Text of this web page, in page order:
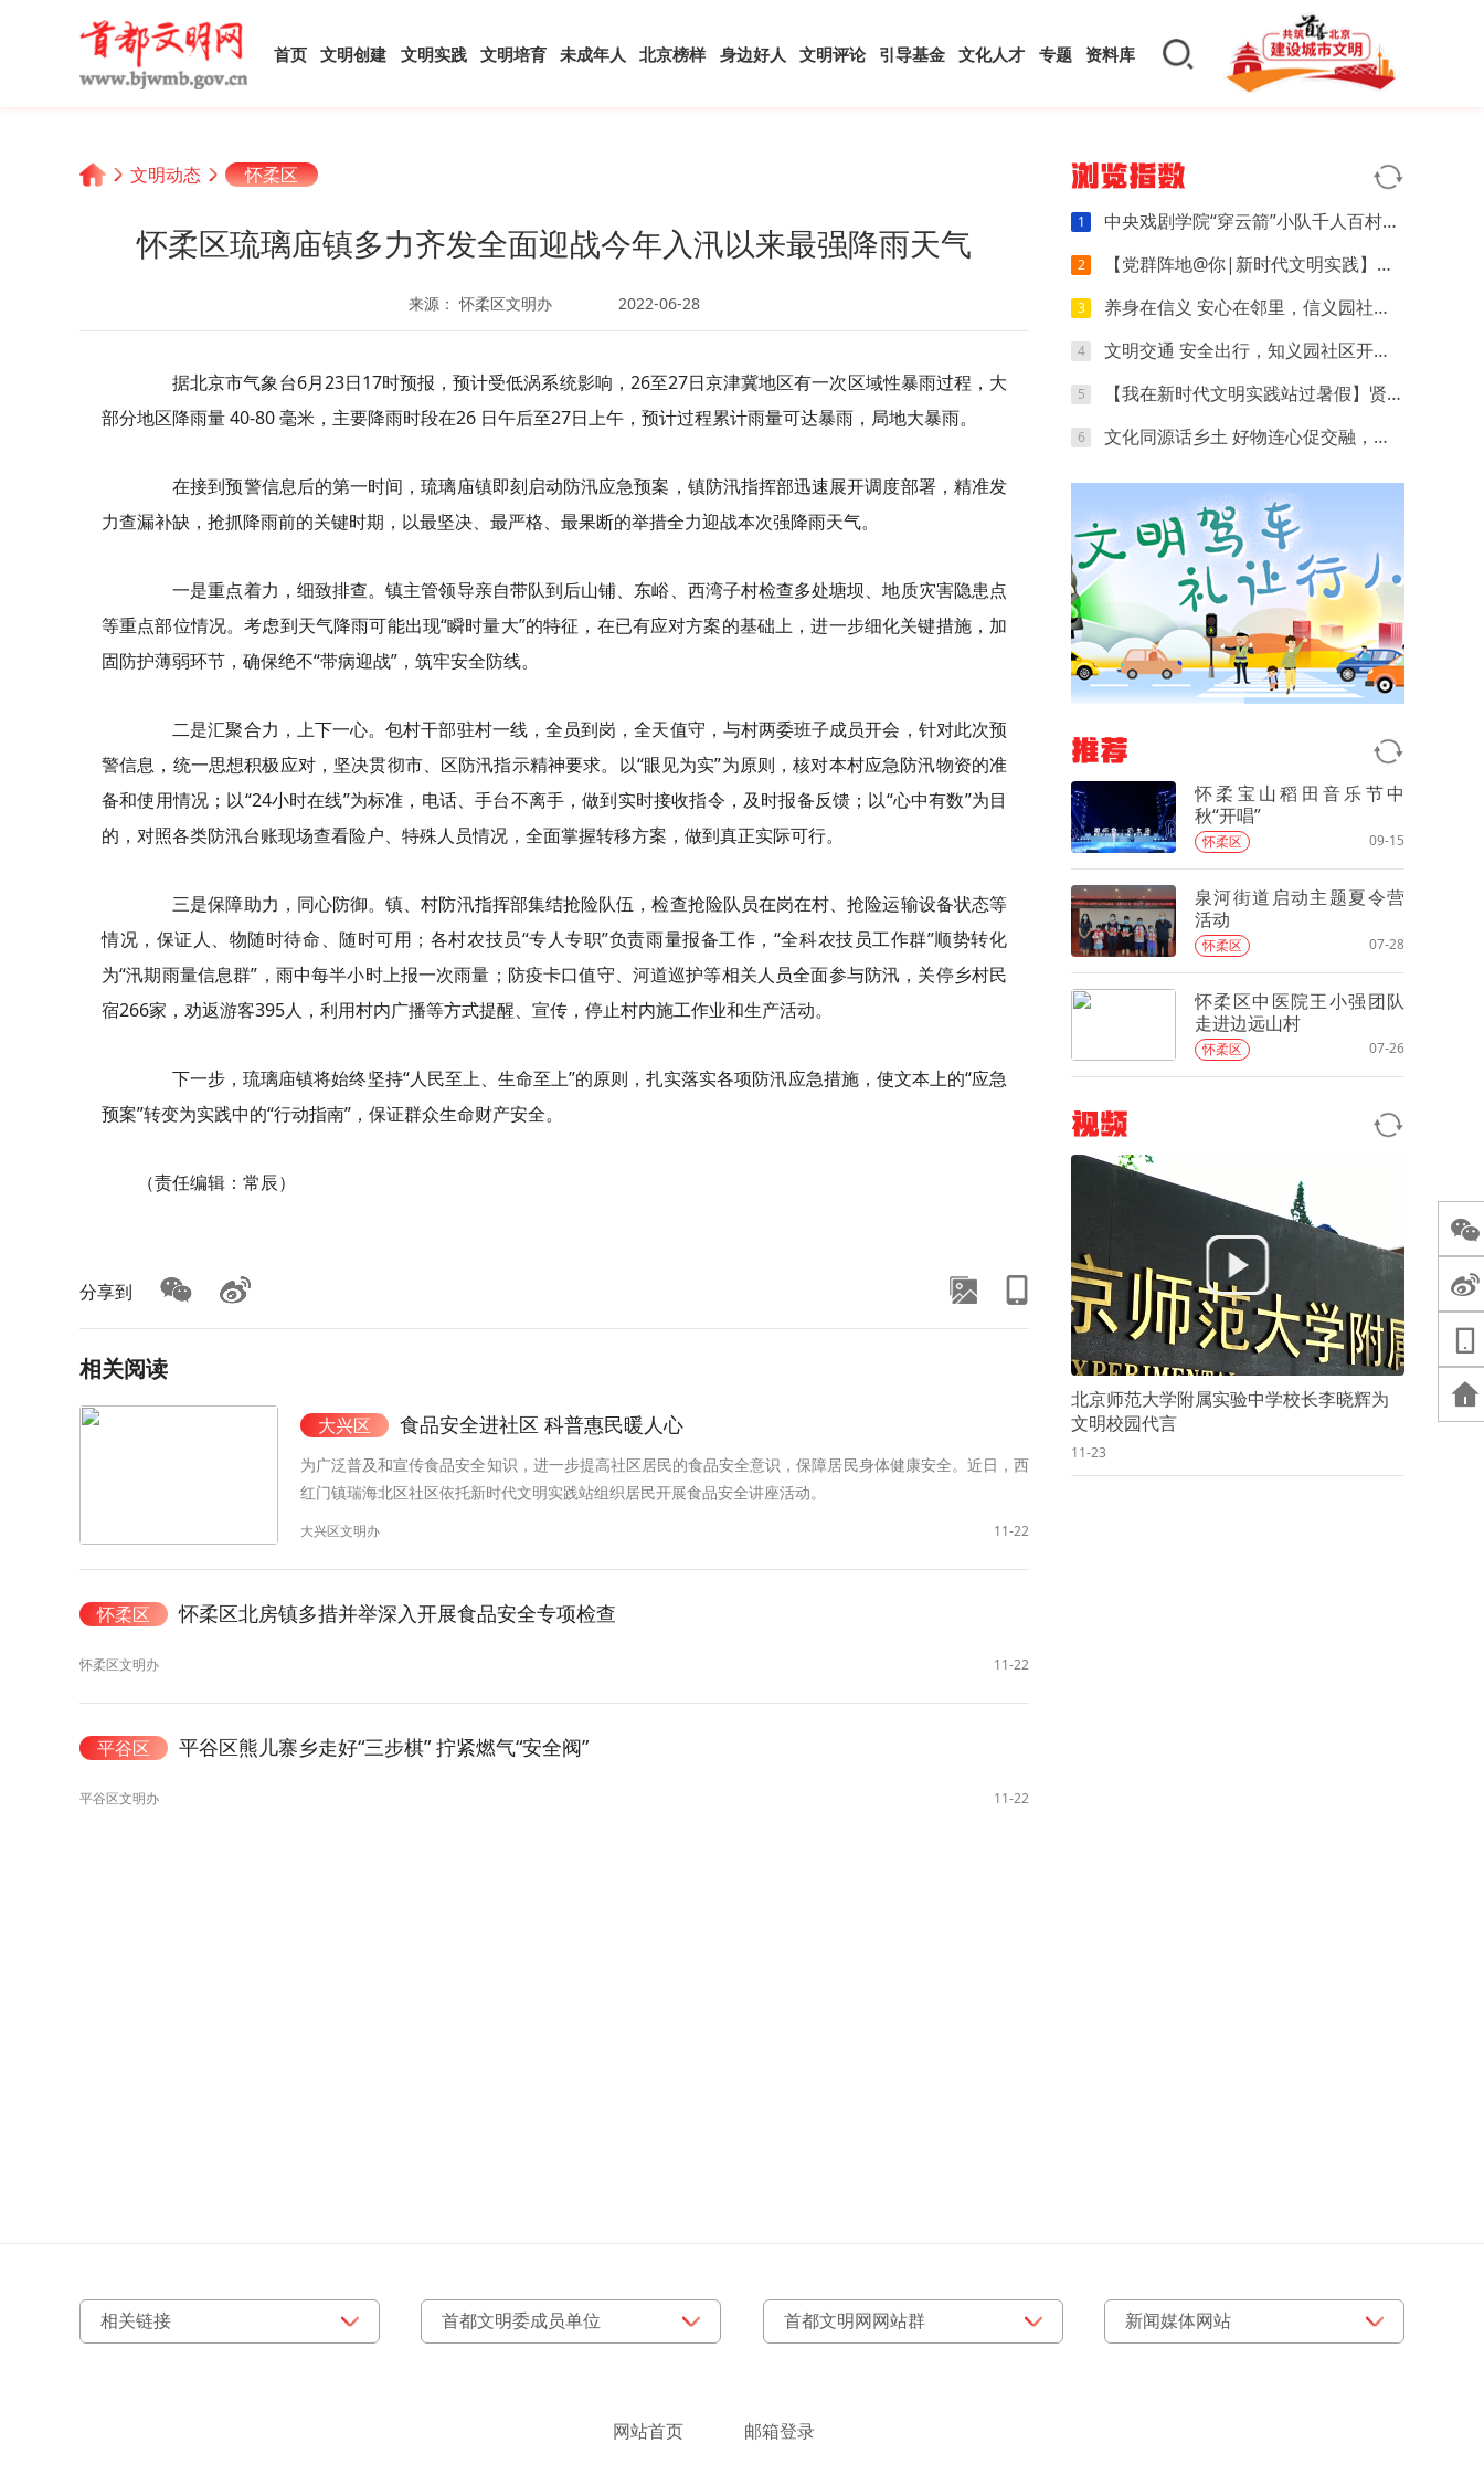
首页 文明创建 文明实践 文明培育 未成年人 北京榜样 身边好人 文明评论 引导基金 文化人才 专题 资料库
文明动态 怀柔区
怀柔区琉璃庙镇多力齐发全面迎战今年入汛以来最强降雨天气
来源： 怀柔区文明办 2022-06-28
据北京市气象台6月23日17时预报，预计受低涡系统影响，26至27日京津冀地区有一次区域性暴雨过程，大
部分地区降雨量 40-80 毫米，主要降雨时段在26 日午后至27日上午，预计过程累计雨量可达暴雨，局地大暴雨。
在接到预警信息后的第一时间，琉璃庙镇即刻启动防汛应急预案，镇防汛指挥部迅速展开调度部署，精准发
力查漏补缺，抢抓降雨前的关键时期，以最坚决、最严格、最果断的举措全力迎战本次强降雨天气。
一是重点着力，细致排查。镇主管领导亲自带队到后山铺、东峪、西湾子村检查多处塘坝、地质灾害隐患点
等重点部位情况。考虑到天气降雨可能出现“瞬时量大”的特征，在已有应对方案的基础上，进一步细化关键措施，加
固防护薄弱环节，确保绝不“带病迎战”，筑牢安全防线。
二是汇聚合力，上下一心。包村干部驻村一线，全员到岗，全天值守，与村两委班子成员开会，针对此次预
警信息，统一思想积极应对，坚决贯彻市、区防汛指示精神要求。以“眼见为实”为原则，核对本村应急防汛物资的准
备和使用情况；以“24小时在线”为标准，电话、手台不离手，做到实时接收指令，及时报备反馈；以“心中有数”为目
的，对照各类防汛台账现场查看险户、特殊人员情况，全面掌握转移方案，做到真正实际可行。
三是保障助力，同心防御。镇、村防汛指挥部集结抢险队伍，检查抢险队员在岗在村、抢险运输设备状态等
情况，保证人、物随时待命、随时可用；各村农技员“专人专职”负责雨量报备工作，“全科农技员工作群”顺势转化
为“汛期雨量信息群”，雨中每半小时上报一次雨量；防疫卡口值守、河道巡护等相关人员全面参与防汛，关停乡村民
宿266家，劝返游客395人，利用村内广播等方式提醒、宣传，停止村内施工作业和生产活动。
下一步，琉璃庙镇将始终坚持“人民至上、生命至上”的原则，扎实落实各项防汛应急措施，使文本上的“应急
预案”转变为实践中的“行动指南”，保证群众生命财产安全。
（责任编辑：常辰）
分享到
相关阅读
大兴区 食品安全进社区 科普惠民暖人心
为广泛普及和宣传食品安全知识，进一步提高社区居民的食品安全意识，保障居民身体健康安全。近日，西
红门镇瑞海北区社区依托新时代文明实践站组织居民开展食品安全讲座活动。
大兴区文明办 11-22
怀柔区 怀柔区北房镇多措并举深入开展食品安全专项检查
怀柔区文明办 11-22
平谷区 平谷区熊儿寨乡走好“三步棋” 拧紧燃气“安全阀”
平谷区文明办 11-22
浏览指数
1 中央戏剧学院“穿云箭”小队千人百村暑期实践：红色文化可感可触，文创“小楼”萌动山乡
2 【党群阵地@你|新时代文明实践】开营第四天｜执笔忆研学，动手探科学，解锁夏日多彩时光
3 养身在信义 安心在邻里，信义园社区立秋养生专场来啦
4 文明交通 安全出行，知义园社区开展电动车交通安全宣传活动
5 【我在新时代文明实践站过暑假】贤王庄村开展“寻找赛博坦星球”青少年科普活动
6 文化同源话乡土 好物连心促交融，夏各庄镇团委开展京津冀红领巾夏令营乡土好物分享会
推荐
怀柔宝山稻田音乐节中
秋“开唱”
怀柔区 09-15
泉河街道启动主题夏令营
活动
怀柔区 07-28
怀柔区中医院王小强团队
走进边远山村
怀柔区 07-26
视频
北京师范大学附属实验中学校长李晓辉为
文明校园代言
11-23
网站首页 邮箱登录